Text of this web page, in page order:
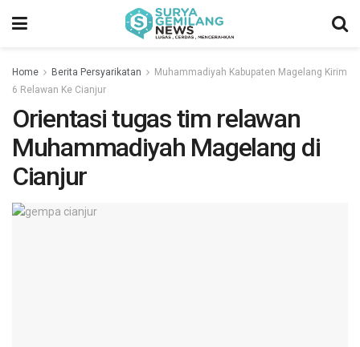
Home Berita Persyarikatan
Muhammadiyah Kabupaten Magelang Kirim
6 Relawan Ke Cianjur
Orientasi tugas tim relawan
Muhammadiyah Magelang di
Cianjur